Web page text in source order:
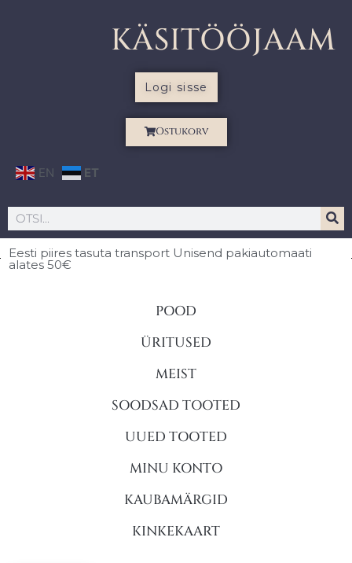
KÄSITÖÖJAAM
Logi sisse
Ostukorv
EN ET
Eesti piires tasuta transport Unisend pakiautomaati
alates 50€
POOD
ÜRITUSED
MEIST
SOODSAD TOOTED
UUED TOOTED
MINU KONTO
KAUBAMÄRGID
KINKEKAART